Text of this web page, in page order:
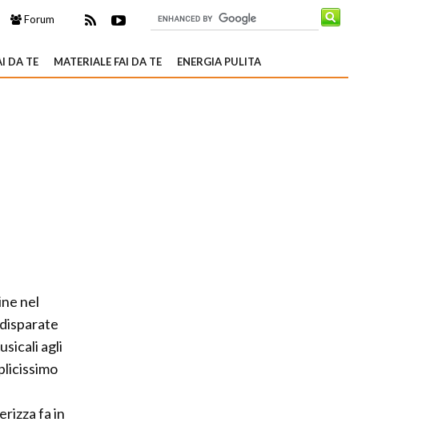
Forum
DA TE MATERIALE FAI DA TE ENERGIA PULITA
nel
agli
fa in